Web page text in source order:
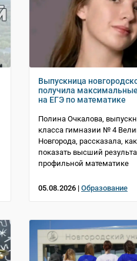
Выпускница
получила
на ЕГЭ по математике
Полина Очкалова,
класса гимназии № 4
Новгорода, рассказала,
показать высший
профильной математике
05.08.2026 | Образование